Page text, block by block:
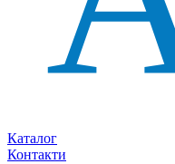
Каталог
Контакти